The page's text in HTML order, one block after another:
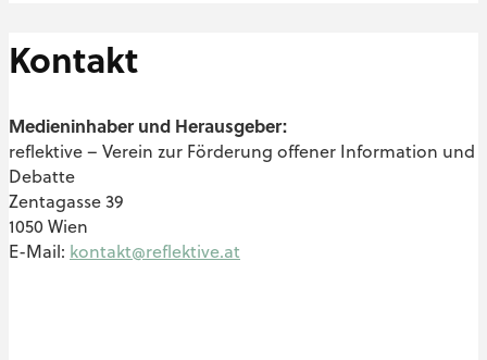
Kontakt
Medieninhaber und Herausgeber:
reflektive – Verein zur Förderung offener Information und
Debatte
Zentagasse 39
1050 Wien
E-Mail: kontakt@reflektive.at